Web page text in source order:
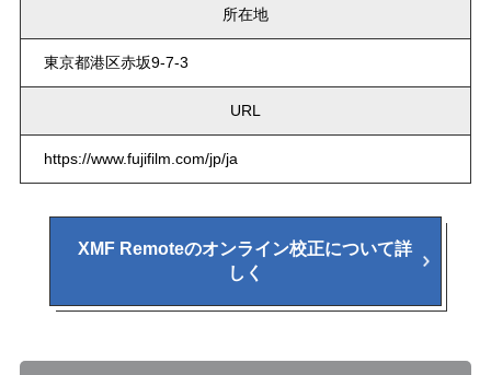
所在地
東京都港区赤坂9-7-3
URL
https://www.fujifilm.com/jp/ja
XMF Remoteのオンライン校正について詳
しく